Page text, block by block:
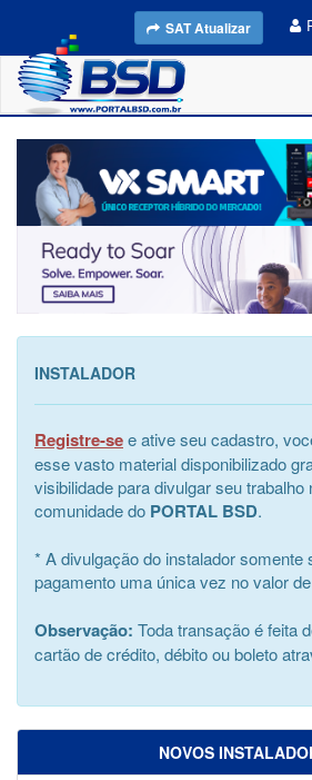
SAT Atualizar
INSTALADOR
Registre-see ative seu cadastro,
esse vasto material disponibilizado
visibilidade para divulgar seu trabalho
comunidade do PORTAL BSD.
* A divulgação do instalador somente
pagamento uma única vez no valor
Observação: Toda transação é feita
cartão de crédito, débito ou boleto
NOVOS